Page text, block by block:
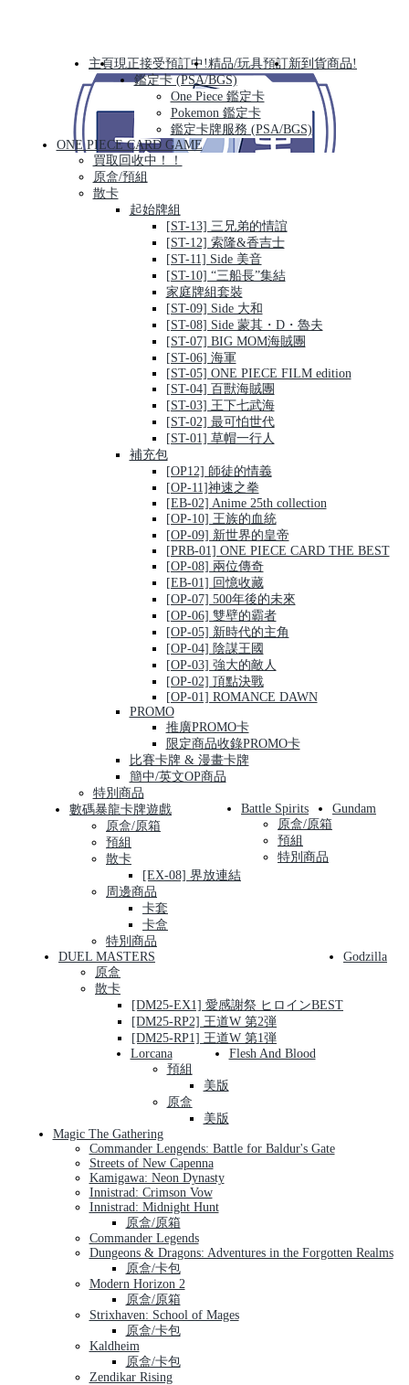
主頁現正接受預訂中!精品/玩具預訂新到貨商品!
鑑定卡 (PSA/BGS)
One Piece 鑑定卡
Pokemon 鑑定卡
鑑定卡牌服務 (PSA/BGS)
ONE PIECE CARD GAME
買取回收中！！
原盒/預組
散卡
起始牌組
[ST-13] 三兄弟的情誼
[ST-12] 索隆&香吉士
[ST-11] Side 美音
[ST-10] “三船長”集結
家庭牌組套裝
[ST-09] Side 大和
[ST-08] Side 蒙其・D・魯夫
[ST-07] BIG MOM海賊團
[ST-06] 海軍
[ST-05] ONE PIECE FILM edition
[ST-04] 百獸海賊團
[ST-03] 王下七武海
[ST-02] 最可怕世代
[ST-01] 草帽一行人
補充包
[OP12] 師徒的情義
[OP-11]神速之拳
[EB-02] Anime 25th collection
[OP-10] 王族的血統
[OP-09] 新世界的皇帝
[PRB-01] ONE PIECE CARD THE BEST
[OP-08] 兩位傳奇
[EB-01] 回憶收藏
[OP-07] 500年後的未來
[OP-06] 雙壁的霸者
[OP-05] 新時代的主角
[OP-04] 陰謀王國
[OP-03] 強大的敵人
[OP-02] 頂點決戰
[OP-01] ROMANCE DAWN
PROMO
推廣PROMO卡
限定商品收錄PROMO卡
比賽卡牌 & 漫畫卡牌
簡中/英文OP商品
特別商品
數碼暴龍卡牌遊戲
原盒/原箱
預組
散卡
[EX-08] 界放連結
周邊商品
卡套
卡盒
特別商品
Battle Spirits
原盒/原箱
預組
特別商品
Gundam
DUEL MASTERS
原盒
散卡
[DM25-EX1] 愛感謝祭 ヒロインBEST
[DM25-RP2] 王道W 第2弾
[DM25-RP1] 王道W 第1弾
Godzilla
Lorcana
預組
美版
原盒
美版
Flesh And Blood
Magic The Gathering
Commander Lengends: Battle for Baldur's Gate
Streets of New Capenna
Kamigawa: Neon Dynasty
Innistrad: Crimson Vow
Innistrad: Midnight Hunt
原盒/原箱
Commander Legends
Dungeons & Dragons: Adventures in the Forgotten Realms
原盒/卡包
Modern Horizon 2
原盒/原箱
Strixhaven: School of Mages
原盒/卡包
Kaldheim
原盒/卡包
Zendikar Rising